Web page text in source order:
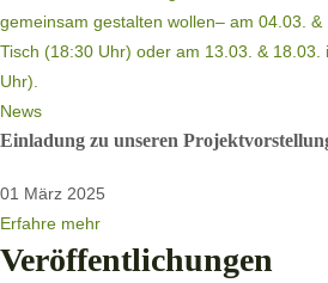
News
Einladung zu unseren
01 März 2025
Erfahre mehr
Veröffentlichungen